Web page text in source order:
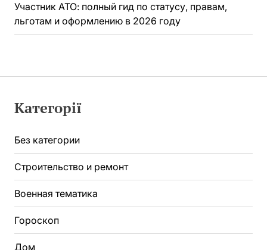
Участник АТО: полный гид по статусу, правам,
льготам и оформлению в 2026 году
Категорії
Без категории
Строительство и ремонт
Военная тематика
Гороскоп
Дом